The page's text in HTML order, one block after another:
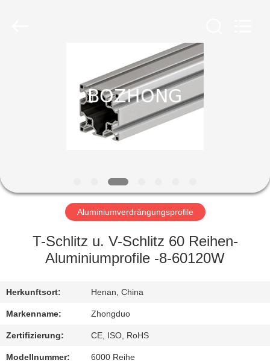
PRODUKTE
FABRIK-
AUSFLUG
QUALITÄTSKONTROLLE
TRETEN
SIE
MIT
UNS
Aluminiumverdrängungsprofile
T-Schlitz u. V-Schlitz 60 Reihen-
Aluminiumprofile -8-60120W
Herkunftsort: Henan, China
Markenname: Zhongduo
Zertifizierung: CE, ISO, RoHS
Modellnummer: 6000 Reihe